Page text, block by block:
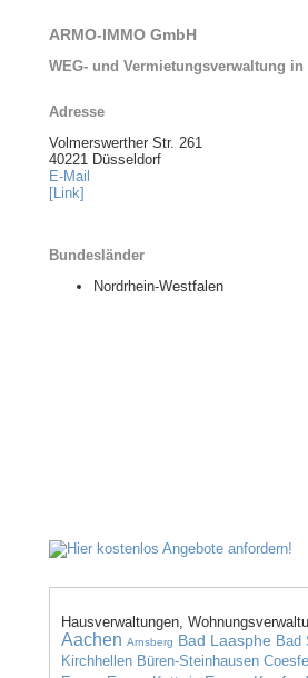
ARMO-IMMO GmbH
WEG- und Vermietungsverwaltung
Adresse
Volmerswerther Str. 261
40221 Düsseldorf
E-Mail
[Link]
Bundesländer
Nordrhein-Westfalen
Hausverwaltungen,
Aachen Arnsberg Bad Laasphe Bad
Kirchhellen Büren-Steinhausen